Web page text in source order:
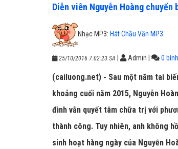
Diễn viên Nguyễn Hoàng
Nhạc MP3: Hát Chầu Văn MP3
25/10/2016 7:02:23 SA Admin 0
(cailuong.net) - Sau một năm tai
khoảng cuối năm 2015, Nguyễn
đình vẫn quyết tâm chữa trị với
thành công. Tuy nhiên, anh không
sinh hoạt hàng ngày của Nguyễn